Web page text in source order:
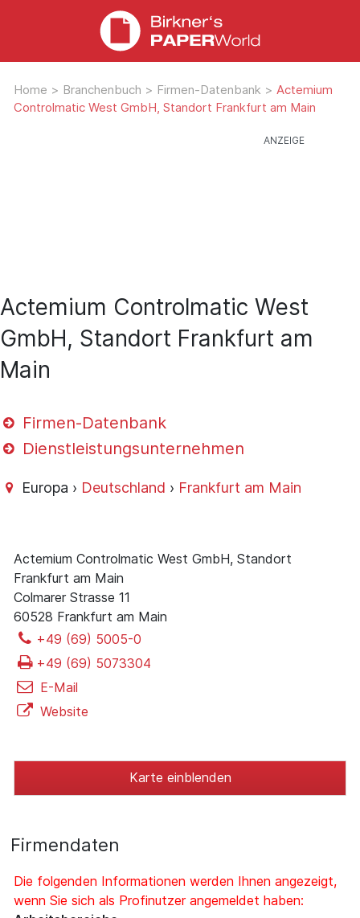
Home > Branchenbuch > Firmen-Datenbank > Actemium
Controlmatic West GmbH, Standort Frankfurt am Main
Actemium Controlmatic West
GmbH, Standort Frankfurt am
Main
Firmen-Datenbank
Dienstleistungsunternehmen
Europa › Deutschland › Frankfurt am Main
Actemium Controlmatic West GmbH, Standort
Frankfurt am Main
Colmarer Strasse 11
60528 Frankfurt am Main
+49 (69) 5005-0
+49 (69) 5073304
E-Mail
Website
Karte einblenden
Firmendaten
Die folgenden Informationen werden Ihnen angezeigt,
wenn Sie sich als Profinutzer angemeldet haben: